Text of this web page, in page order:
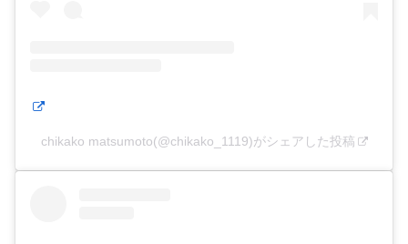
chikako matsumoto(@chikako_1119)がシェアした投稿